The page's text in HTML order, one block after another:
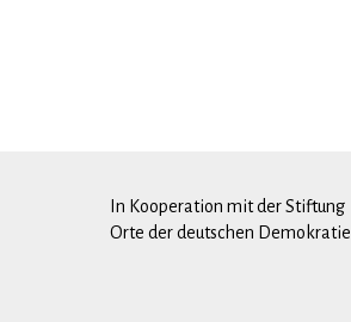
In Kooperation mit der Stiftung
Orte der deutschen